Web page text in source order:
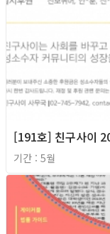
[191호] 친구사이
기간 : 5월